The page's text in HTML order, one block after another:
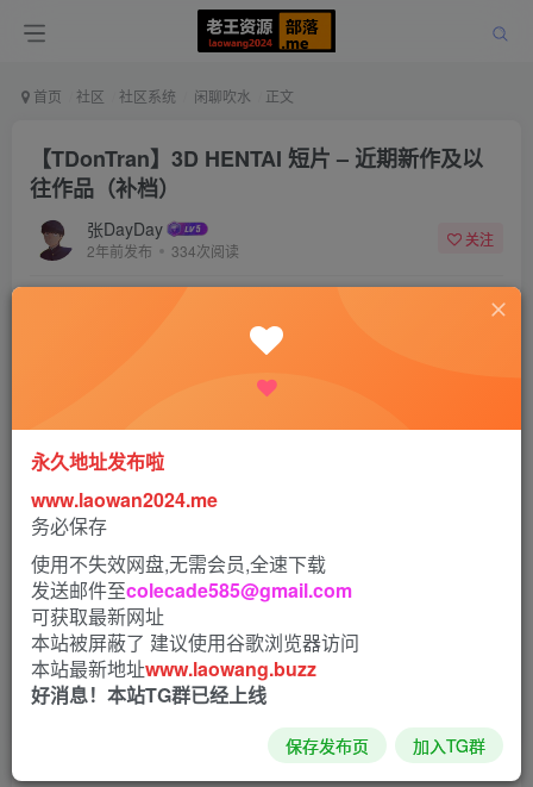
首页 社区 社区系统 闲聊吹水 正文
【TDonTran】3D HENTAI 短片 – 近期新作及以
往作品（补档）
张DayDay
2年前发布 334次阅读
关注
该帖子内容已隐藏，请评论后查看
登录后继续评论
欢迎为他评分
分享 收藏
永久地址发布啦
www.laowan2024.me
务必保存
使用不失效网盘,无需会员,全速下载
发送邮件至colecade585@gmail.com
可获取最新网址
本站被屏蔽了 建议使用谷歌浏览器访问
本站最新地址www.laowang.buzz
好消息！本站TG群已经上线
保存发布页 加入TG群